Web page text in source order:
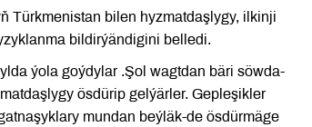
Türkmenistan bilen hyzmatdaşlygy, ilkinji
bildirýändigini belledi.
ýola goýdylar .Şol wagtdan bäri söwda-
ösdürip gelýärler. Gepleşikler
mundan beýläk-de ösdürmäge